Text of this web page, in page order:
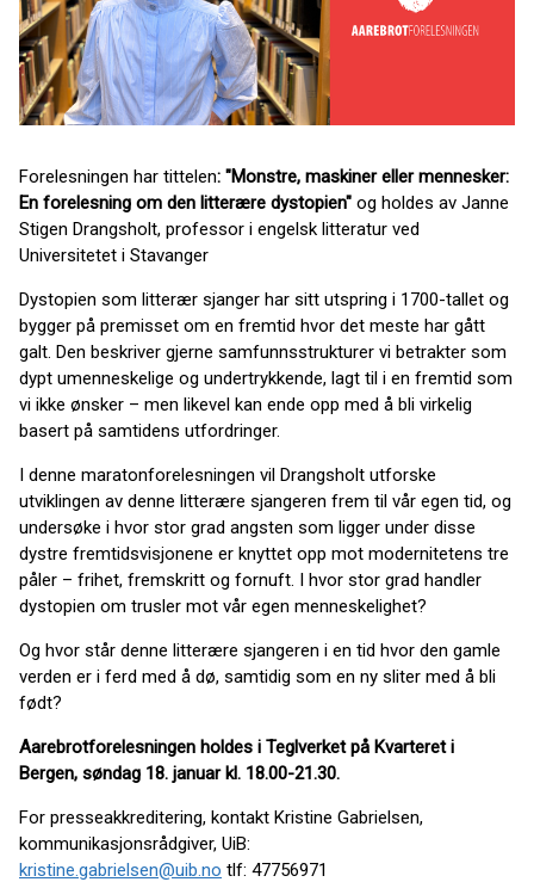
Forelesningen har tittelen: "Monstre, maskiner eller mennesker:
En forelesning om den litterære dystopien" og holdes av Janne
Stigen Drangsholt, professor i engelsk litteratur ved
Universitetet i Stavanger
Dystopien som litterær sjanger har sitt utspring i 1700-tallet og
bygger på premisset om en fremtid hvor det meste har gått
galt. Den beskriver gjerne samfunnsstrukturer vi betrakter som
dypt umenneskelige og undertrykkende, lagt til i en fremtid som
vi ikke ønsker – men likevel kan ende opp med å bli virkelig
basert på samtidens utfordringer.
I denne maratonforelesningen vil Drangsholt utforske
utviklingen av denne litterære sjangeren frem til vår egen tid, og
undersøke i hvor stor grad angsten som ligger under disse
dystre fremtidsvisjonene er knyttet opp mot modernitetens tre
påler – frihet, fremskritt og fornuft. I hvor stor grad handler
dystopien om trusler mot vår egen menneskelighet?
Og hvor står denne litterære sjangeren i en tid hvor den gamle
verden er i ferd med å dø, samtidig som en ny sliter med å bli
født?
Aarebrotforelesningen holdes i Teglverket på Kvarteret i
Bergen, søndag 18. januar kl. 18.00-21.30.
For presseakkreditering, kontakt Kristine Gabrielsen,
kommunikasjonsrådgiver, UiB:
kristine.gabrielsen@uib.no tlf: 47756971